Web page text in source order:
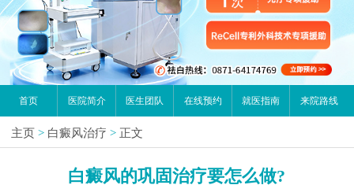
首页 医院简介 医生团队 在线预约 就医指南 来院路线
主页 > 白癜风治疗 > 正文
白癜风的巩固治疗要怎么做?